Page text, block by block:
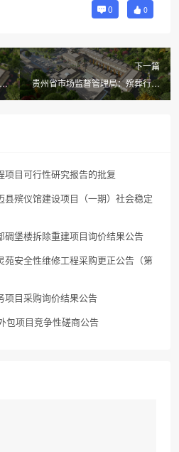
0 0
下一篇
贵州省市场监督管理局：殡葬行业
价格行为提醒告诫函
项目可行性研究报告的批复
殡仪馆建设项目（一期）社会稳定
碉堡楼拆除重建项目询价结果公告
苑安全性维修工程采购更正公告（第
项目采购询价结果公告
包项目竞争性磋商公告